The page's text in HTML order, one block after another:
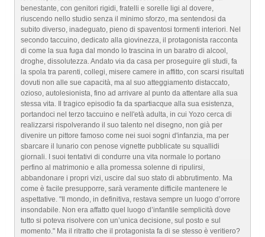
benestante, con genitori rigidi, fratelli e sorelle ligi al dovere,
riuscendo nello studio senza il minimo sforzo, ma sentendosi da
subito diverso, inadeguato, pieno di spaventosi tormenti interiori. Nel
secondo taccuino, dedicato alla giovinezza, il protagonista racconta
di come la sua fuga dal mondo lo trascina in un baratro di alcool,
droghe, dissolutezza. Andato via da casa per proseguire gli studi, fa
la spola tra parenti, collegi, misere camere in affitto, con scarsi risultati
dovuti non alle sue capacità, ma al suo atteggiamento distaccato,
ozioso, autolesionista, fino ad arrivare al punto da attentare alla sua
stessa vita. Il tragico episodio fa da spartiacque alla sua esistenza,
portandoci nel terzo taccuino e nell'età adulta, in cui Yozo cerca di
realizzarsi rispolverando il suo talento nel disegno, non già per
divenire un pittore famoso come nei suoi sogni d'infanzia, ma per
sbarcare il lunario con penose vignette pubblicate su squallidi
giornali. I suoi tentativi di condurre una vita normale lo portano
perfino al matrimonio e alla promessa solenne di ripulirsi,
abbandonare i propri vizi, uscire dal suo stato di abbrutimento. Ma
come è facile presupporre, sarà veramente difficile mantenere le
aspettative. "Il mondo, in definitiva, restava sempre un luogo d’orrore
insondabile. Non era affatto quel luogo d’infantile semplicità dove
tutto si poteva risolvere con un’unica decisione, sul posto e sul
momento." Ma il ritratto che il protagonista fa di se stesso è veritiero?